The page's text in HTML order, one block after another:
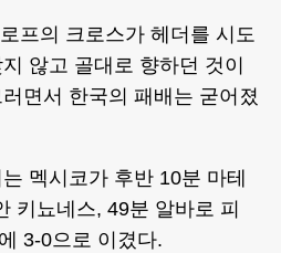
프의 크로스가 헤더를 시도
않고 골대로 향하던 것이
면서 한국의 패배는 굳어졌
멕시코가 후반 10분 마테
키뇨네스, 49분 알바로 피
3-0으로 이겼다.